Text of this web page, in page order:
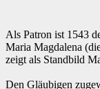
Als Patron ist 1543
Maria Magdalena
zeigt als Standbild
Den Gläubigen